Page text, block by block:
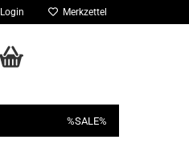
Login Merkzettel
%SALE%